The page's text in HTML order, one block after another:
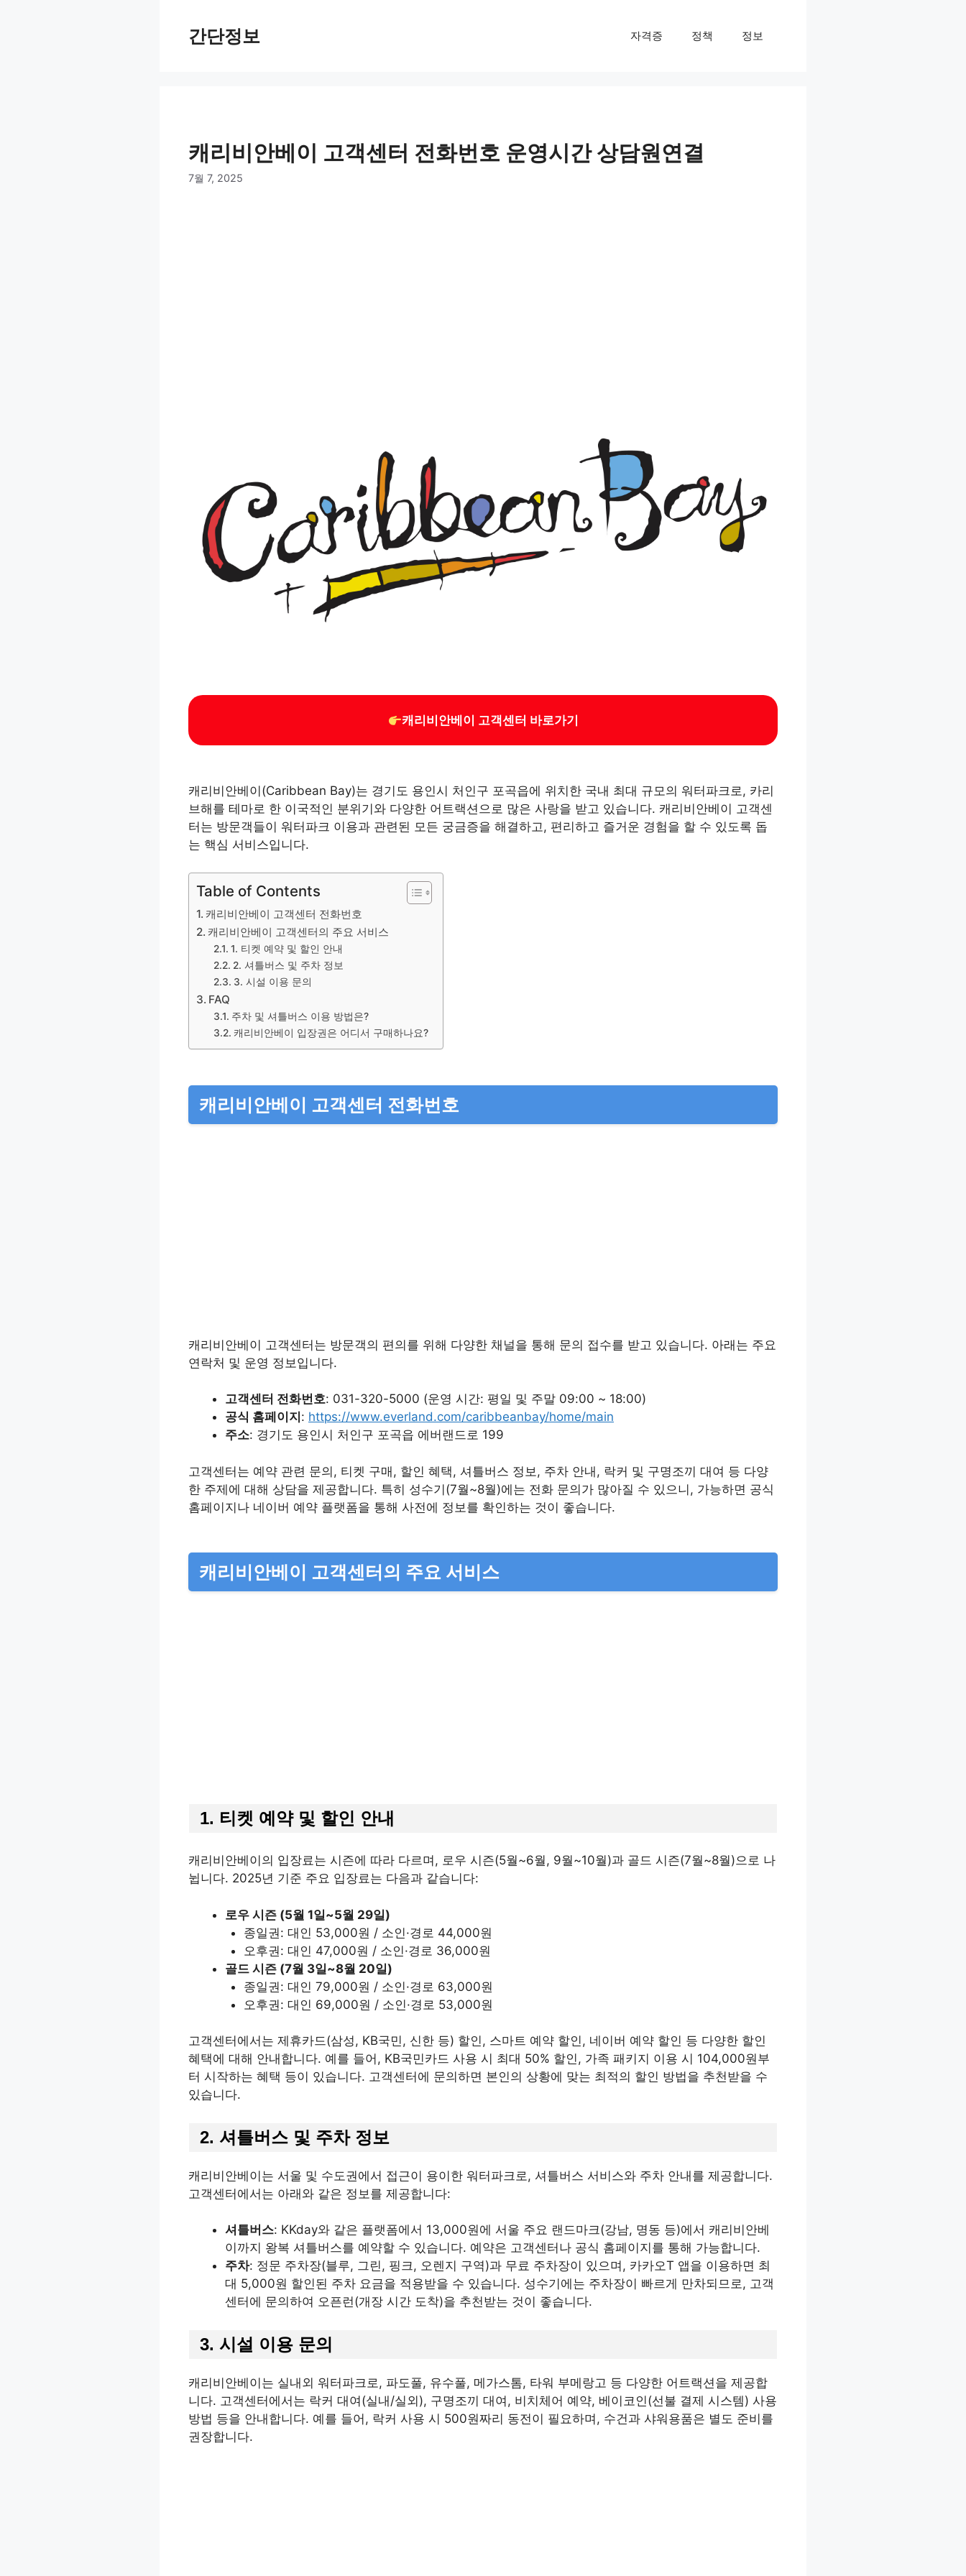
간단정보 자격증 정책 정보
캐리비안베이 고객센터 전화번호 운영시간 상담원연결
7월 7, 2025
캐리비안베이 고객센터 바로가기
캐리비안베이(Caribbean Bay)는 경기도 용인시 처인구 포곡읍에 위치한 국내 최대 규모의 워터파크로, 카리
브해를 테마로 한 이국적인 분위기와 다양한 어트랙션으로 많은 사랑을 받고 있습니다. 캐리비안베이 고객센
터는 방문객들이 워터파크 이용과 관련된 모든 궁금증을 해결하고, 편리하고 즐거운 경험을 할 수 있도록 돕
는 핵심 서비스입니다.
Table of Contents
캐리비안베이 고객센터 전화번호
캐리비안베이 고객센터의 주요 서비스
1. 티켓 예약 및 할인 안내
2. 셔틀버스 및 주차 정보
3. 시설 이용 문의
FAQ
주차 및 셔틀버스 이용 방법은?
캐리비안베이 입장권은 어디서 구매하나요?
캐리비안베이 고객센터 전화번호
캐리비안베이 고객센터는 방문객의 편의를 위해 다양한 채널을 통해 문의 접수를 받고 있습니다. 아래는 주요
연락처 및 운영 정보입니다.
고객센터 전화번호: 031-320-5000 (운영 시간: 평일 및 주말 09:00 ~ 18:00)
공식 홈페이지 : https://www.everland.com/caribbeanbay/home/main
주소: 경기도 용인시 처인구 포곡읍 에버랜드로 199
고객센터는 예약 관련 문의, 티켓 구매, 할인 혜택, 셔틀버스 정보, 주차 안내, 락커 및 구명조끼 대여 등 다양
한 주제에 대해 상담을 제공합니다. 특히 성수기(7월~8월)에는 전화 문의가 많아질 수 있으니, 가능하면 공식
홈페이지나 네이버 예약 플랫폼을 통해 사전에 정보를 확인하는 것이 좋습니다.
캐리비안베이 고객센터의 주요 서비스
1. 티켓 예약 및 할인 안내
캐리비안베이의 입장료는 시즌에 따라 다르며, 로우 시즌(5월~6월, 9월~10월)과 골드 시즌(7월~8월)으로 나
뉩니다. 2025년 기준 주요 입장료는 다음과 같습니다:
로우 시즌 (5월 1일~5월 29일)
종일권: 대인 53,000원 / 소인·경로 44,000원
오후권: 대인 47,000원 / 소인·경로 36,000원
골드 시즌 (7월 3일~8월 20일)
종일권: 대인 79,000원 / 소인·경로 63,000원
오후권: 대인 69,000원 / 소인·경로 53,000원
고객센터에서는 제휴카드(삼성, KB국민, 신한 등) 할인, 스마트 예약 할인, 네이버 예약 할인 등 다양한 할인
혜택에 대해 안내합니다. 예를 들어, KB국민카드 사용 시 최대 50% 할인, 가족 패키지 이용 시 104,000원부
터 시작하는 혜택 등이 있습니다. 고객센터에 문의하면 본인의 상황에 맞는 최적의 할인 방법을 추천받을 수
있습니다.
2. 셔틀버스 및 주차 정보
캐리비안베이는 서울 및 수도권에서 접근이 용이한 워터파크로, 셔틀버스 서비스와 주차 안내를 제공합니다.
고객센터에서는 아래와 같은 정보를 제공합니다:
셔틀버스: KKday와 같은 플랫폼에서 13,000원에 서울 주요 랜드마크(강남, 명동 등)에서 캐리비안베
이까지 왕복 셔틀버스를 예약할 수 있습니다. 예약은 고객센터나 공식 홈페이지를 통해 가능합니다.
주차: 정문 주차장(블루, 그린, 핑크, 오렌지 구역)과 무료 주차장이 있으며, 카카오T 앱을 이용하면 최
대 5,000원 할인된 주차 요금을 적용받을 수 있습니다. 성수기에는 주차장이 빠르게 만차되므로, 고객
센터에 문의하여 오픈런(개장 시간 도착)을 추천받는 것이 좋습니다.
3. 시설 이용 문의
캐리비안베이는 실내외 워터파크로, 파도풀, 유수풀, 메가스톰, 타워 부메랑고 등 다양한 어트랙션을 제공합
니다. 고객센터에서는 락커 대여(실내/실외), 구명조끼 대여, 비치체어 예약, 베이코인(선불 결제 시스템) 사용
방법 등을 안내합니다. 예를 들어, 락커 사용 시 500원짜리 동전이 필요하며, 수건과 샤워용품은 별도 준비를
권장합니다.